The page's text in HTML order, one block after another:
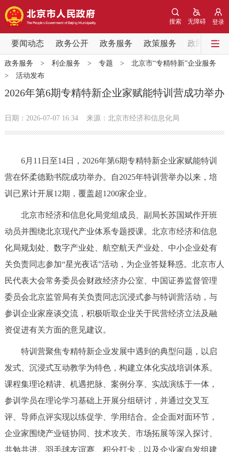
登录
无障碍
搜索
要闻动态 政务公开 政务服务 政策服务 政民互动
要闻动态
党中央精神 国务院信息 中央部委动态
北京要闻 会议信息 部门动态
各区热点
市领导 机构职能 政策服务
政策兑现 政策解读 回应关切
决策公开 专题公开
政务服务
个人服务 法人服务 部门服务
便民服务 利企服务
中介服务 阳光政务
政民互动
我要建议
参与调查 在线访谈 图说互动
政务服务 > 利企服务 > 专题 > 北京市“专精特新”企业服务
> 活动发布
2026年第6期专精特新企业家赋能特训营成功举办
日期：2026-07-07 16:34 来源：北京市经济和信息化局
6月11日至14日，2026年第6期专精特新企业家赋能特训
营在怀柔德勤书院成功举办。自2025年特训营举办以来，培
训已累计开展12期，覆盖超1200家企业。
北京市经济和信息化局党组成员、副局长苏国斌作开班
动员并围绕北京现代产业体系专题授课。北京市经济和信息
化局规划处、数字产业处、航空航天产业处、中小企业处有
关负责同志参加“星光夜话”活动，为企业答疑释惑。北京市人
民代表大会常务委员会财政经济办公室、中国证券监督管理
委员会北京监管局有关负责同志沉浸式参与特训营活动，与
参训企业家座谈交流，积极听取企业关于民营经济立法及融
资促进有关方面的意见建议。
特训营聚焦专精特新企业发展中遇到的典型问题，以启
发式、沉浸式互动教学为特色，构建立体化实战培训体系。
课程集理论精讲、机遇把脉、案例分享、实战演练于一体，
参训学员在理论学习基础上开展分组研讨，并通过交叉互
评、导师点评实现以练促学、学用结合。企企面对面环节，
企业家围绕产业链协同、技术攻关、市场拓展等深入探讨、
共勉共进。羽毛球友谊赛、积分打卡，以及企业家自发组建